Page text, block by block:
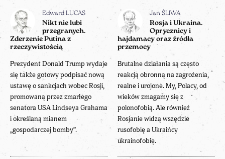
Edward LUCAS
Nikt nie lubi
przegranych.
Zderzenie Putina z
rzeczywistością
Prezydent Donald Trump wydaje
się także gotowy podpisać nową
ustawę o sankcjach wobec Rosji,
promowaną przez zmarłego
senatora USA Lindseya Grahama
i określaną mianem
„gospodarczej bomby”.
Jan ŚLIWA
Rosja i Ukraina.
Oprycznicy i
hajdamacy oraz źródła
przemocy
Brutalne działania są często
reakcją obronną na zagrożenia,
realne i urojone. My, Polacy, od
wieków zmagamy się z
polonofobią. Ale również
Rosjanie widzą wszędzie
rusofobię a Ukraińcy
ukrainofobię.